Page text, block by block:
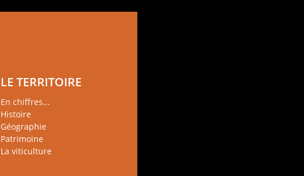
LE TERRITOIRE
En chiffres...
Histoire
Géographie
Patrimoine
La viticulture